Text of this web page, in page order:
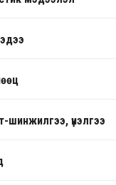
шинжилгээ, үнэлгээ